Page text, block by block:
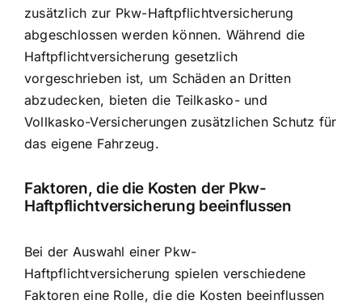
zusätzlich zur Pkw-Haftpflichtversicherung
abgeschlossen werden können. Während die
Haftpflichtversicherung gesetzlich
vorgeschrieben ist, um Schäden an Dritten
abzudecken, bieten die Teilkasko- und
Vollkasko-Versicherungen zusätzlichen Schutz für
das eigene Fahrzeug.
Faktoren, die die Kosten der Pkw-
Haftpflichtversicherung beeinflussen
Bei der Auswahl einer Pkw-
Haftpflichtversicherung spielen verschiedene
Faktoren eine Rolle, die die Kosten beeinflussen